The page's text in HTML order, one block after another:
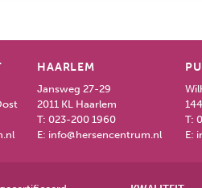
HAARLEM
Jansweg 27-29
2011 KL Haarlem
T:023-200 1960
E: info@hersencentrum.nl
T:
E: